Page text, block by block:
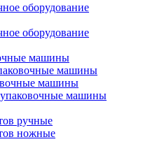
оборудование
оборудование
машины
машины
машины
упаковочные машины
ручные
ножные